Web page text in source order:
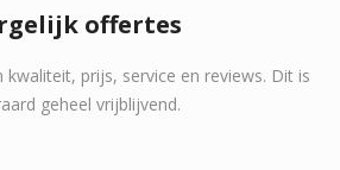
offertes
kwaliteit, prijs, service en reviews. Dit is
geheel vrijblijvend.